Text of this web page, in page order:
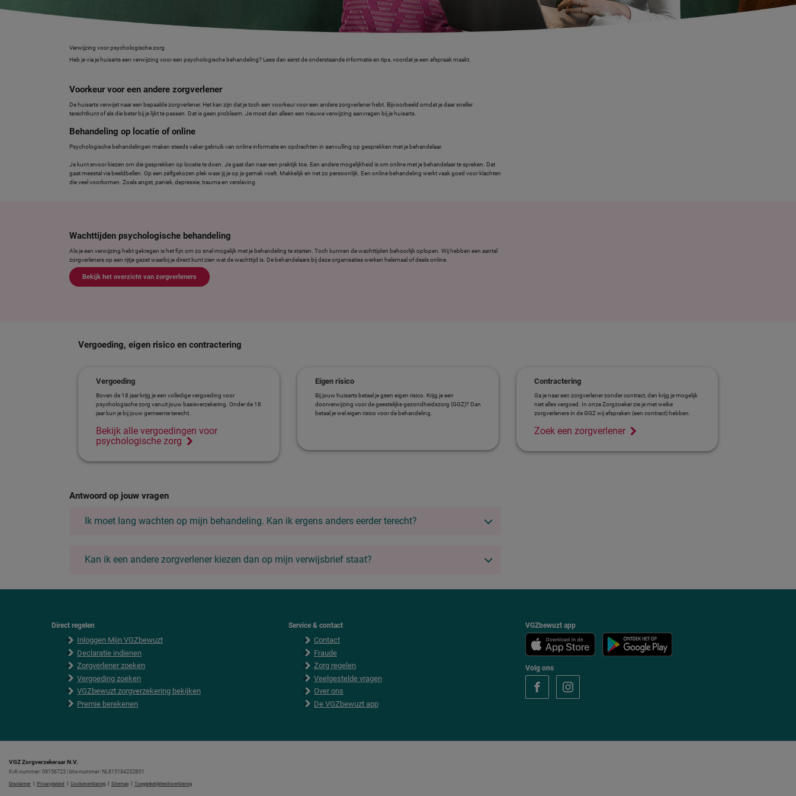
Verwijzing voor psychologische zorg
Heb je via je huisarts een verwijzing voor een psychologische behandeling? Lees dan eerst de onderstaande informatie en tips, voordat je een afspraak maakt.
Voorkeur voor een andere zorgverlener
De huisarts verwijst naar een bepaalde zorgverlener. Het kan zijn dat je toch een voorkeur voor een andere zorgverlener hebt. Bijvoorbeeld omdat je daar sneller
terechtkunt of als die beter bij je lijkt te passen. Dat is geen probleem. Je moet dan alleen een nieuwe verwijzing aanvragen bij je huisarts.
Behandeling op locatie of online
Psychologische behandelingen maken steeds vaker gebruik van online informatie en opdrachten in aanvulling op gesprekken met je behandelaar.
Je kunt ervoor kiezen om die gesprekken op locatie te doen. Je gaat dan naar een praktijk toe. Een andere mogelijkheid is om online met je behandelaar te spreken. Dat
gaat meestal via beeldbellen. Op een zelfgekozen plek waar jij je op je gemak voelt. Makkelijk en net zo persoonlijk. Een online behandeling werkt vaak goed voor klachten
die veel voorkomen. Zoals angst, paniek, depressie, trauma en verslaving.
Wachttijden psychologische behandeling
Als je een verwijzing hebt gekregen is het fijn om zo snel mogelijk met je behandeling te starten. Toch kunnen de wachttijden behoorlijk oplopen. Wij hebben een aantal
zorgverleners op een rijtje gezet waarbij je direct kunt zien wat de wachttijd is. De behandelaars bij deze organisaties werken helemaal of deels online.
Bekijk het overzicht van zorgverleners
Vergoeding, eigen risico en contractering
Vergoeding
Boven de 18 jaar krijg je een volledige vergoeding voor
psychologische zorg vanuit jouw basisverzekering. Onder de 18
jaar kun je bij jouw gemeente terecht.
Bekijk alle vergoedingen voor
psychologische zorg
Eigen risico
Bij jouw huisarts betaal je geen eigen risico. Krijg je een
doorverwijzing voor de geestelijke gezondheidszorg (GGZ)? Dan
betaal je wel eigen risico voor de behandeling.
Contractering
Ga je naar een zorgverlener zonder contract, dan krijg je mogelijk
niet alles vergoed. In onze Zorgzoeker zie je met welke
zorgverleners in de GGZ wij afspraken (een contract) hebben.​
Zoek een zorgverlener
Antwoord op jouw vragen
Ik moet lang wachten op mijn behandeling. Kan ik ergens anders eerder terecht?
Kan ik een andere zorgverlener kiezen dan op mijn verwijsbrief staat?
Direct regelen
Inloggen Mijn VGZbewuzt
Declaratie indienen
Zorgverlener zoeken
Vergoeding zoeken
VGZbewuzt zorgverzekering bekijken
Premie berekenen
Service & contact
Contact
Fraude
Zorg regelen
Veelgestelde vragen
Over ons
De VGZbewuzt app
VGZbewuzt app
Volg ons
VGZ Zorgverzekeraar N.V.
KvK-nummer: 09156723 | btw-nummer: NL815184232B01
Disclaimer | Privacybeleid | Cookieverklaring | Sitemap | Toegankelijkheidsverklaring